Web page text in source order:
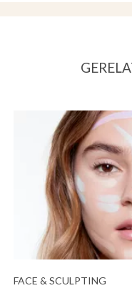
FACE & SCULPTING